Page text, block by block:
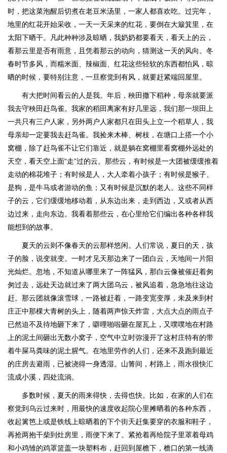
时，把这菜泡醒后切煮在老豆米汤里，一家人都喜欢吃。过完年，
地里的红花开始采收，一天一天采来的红花，要倒在大簸箕里，在
太阳下晒干。凡此种种涉及晾晒，我奶奶都要看天，看天上的云，
看那云里是否有雨意，且凭着那云的动向，猜测这一天的风向。冬
春时节多风，而糯米面、辣椒面、红花这些轻软的东西都怕风，晾
晒的时候，要特别注意，一旦察觉到有风，就要赶紧端回屋里。
有大把时间看云的人是我。年后，秧田撒下稻种，母亲就要派
我去守秧田赶鸟雀。我家的稻田离家有好几里远，我们那一坝田上
一共只有三户人家，另外两户人家都只在田头上立一个稻草人，我
母亲却一定要我去赶鸟雀。我捡来木棒、树枝，在塘口上搭一个小
窝棚，除了赶鸟雀不让它们靠近，就是躺在窝棚里看窝棚外远处的
天空，看天空上面“走”过的云。那些云，有时候是一大团被缓缓推着
走动的棉花堆子；有时候是人，大人牵着小孩子；有时候是猴子、
是狗，是牛马或者游动的鱼；又有时候是沉默的老人。这些不同样
子的云，它们缓缓地移动着，从东边出来，走到西边，又或者从西
边过来，走向东边。我看着那些云，在心里给它们编出各种各样我
能想到的故事。
夏天的云则不像春天的云那样悠闲。人们常说，夏日的天，孩
子的脸，说变就变。一时才见天那边来了一团白云，天地间一片阳
光灿烂。忽地，不知道从哪里来了一阵猛风，那白云像被催赶着匆
匆过去，远处天边就过来了两大团乌云，被风追着，急急地往这边
赶。那云团就像滚雪球，一路被赶着，一路变宽变厚，未及来到村
庄正中那棵大青树的头上，随着两声惊天炸雷，大点大点的雨点子
已然迫不及待地砸下来了，噼哩啪啦砸在屋瓦上，又噗噗地在村路
上的泥土间砸出无数小窝子，空气中立时弥漫开了这村庄特有的带
着牛屎马粪味的泥土腥气。在地里劳作的人们，还来不及跑到最近
的庄房去避雨，已被浇得一身透湿。山箐间，村路上，雨水很快汇
流成小溪，四处流淌。
多数时候，夏天的雨来得快，去得也快。比如，在家的人们在
察觉到乌云过来时，用最快的速度收起院心里摊晒着的各种东西，
收起篱笆上或是铁线上晾晒着的下个街天赶集要穿的衣服和鞋子，
再抢两抱干柴到灶房里，雨便下来了。紧抢着再给院子里罩着母鸡
和小鸡雏的鸡罩篮盖一块塑料布，赶回到屋檐下，檐口的第一线滴